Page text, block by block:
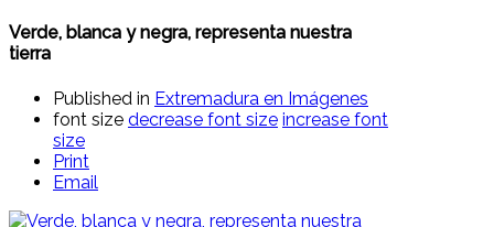
Verde, blanca y negra, representa nuestra
tierra
Published in Extremadura en Imágenes
font size decrease font size increase font
size
Print
Email